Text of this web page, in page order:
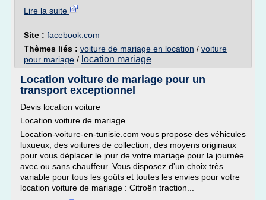
Lire la suite
Site : facebook.com
Thèmes liés : voiture de mariage en location / voiture
pour mariage / location mariage
Location voiture de mariage pour un
transport exceptionnel
Devis location voiture
Location voiture de mariage
Location-voiture-en-tunisie.com vous propose des véhicules
luxueux, des voitures de collection, des moyens originaux
pour vous déplacer le jour de votre mariage pour la journée
avec ou sans chauffeur. Vous disposez d'un choix très
variable pour tous les goûts et toutes les envies pour votre
location voiture de mariage : Citroën traction...